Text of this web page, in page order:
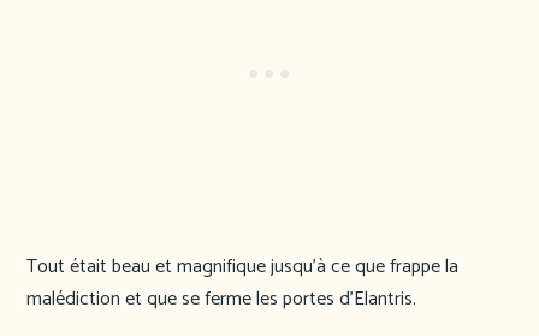
Tout était beau et magnifique jusqu’à ce que frappe la
malédiction et que se ferme les portes d’Elantris.